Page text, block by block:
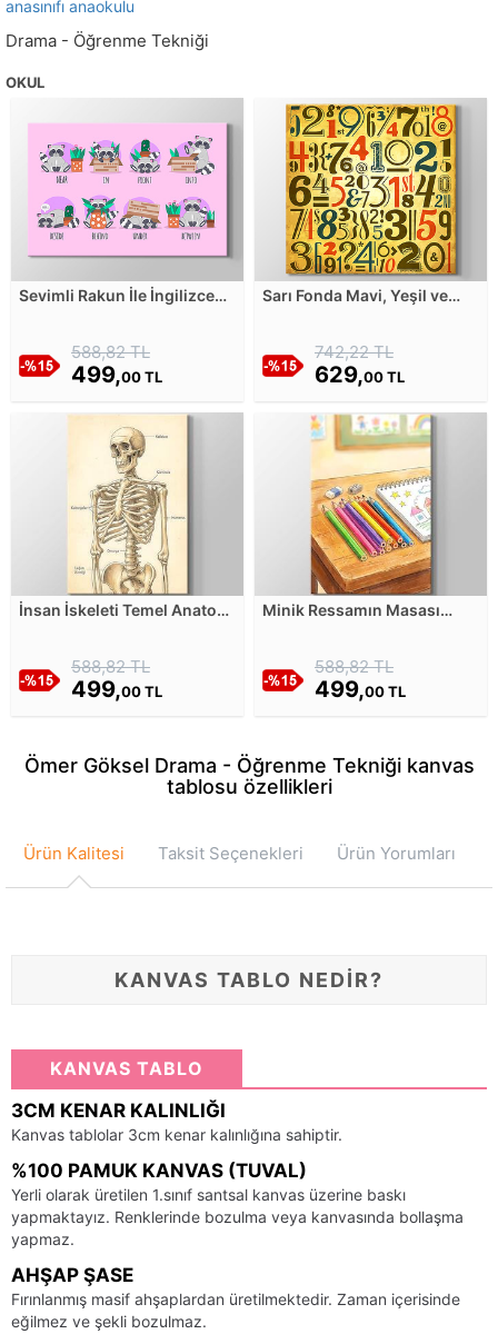
anasınıfı anaokulu
Drama - Öğrenme Tekniği
OKUL
Sevimli Rakun İle İngilizce
588,82 TL
499,00 TL
Sarı Fonda Mavi, Yeşil ve
742,22 TL
629,00 TL
İnsan İskeleti Temel Anatomi
588,82 TL
499,00 TL
Minik Ressamın Masası
588,82 TL
499,00 TL
Ömer Göksel Drama - Öğrenme Tekniği kanvas
tablosu özellikleri
Ürün Kalitesi Taksit Seçenekleri Ürün Yorumları
KANVAS TABLO NEDİR?
KANVAS TABLO
3CM KENAR KALINLIĞI
Kanvas tablolar 3cm kenar kalınlığına sahiptir.
%100 PAMUK KANVAS (TUVAL)
Yerli olarak üretilen 1.sınıf santsal kanvas üzerine baskı
yapmaktayız. Renklerinde bozulma veya kanvasında bollaşma
yapmaz.
AHŞAP ŞASE
Fırınlanmış masif ahşaplardan üretilmektedir. Zaman içerisinde
eğilmez ve şekli bozulmaz.